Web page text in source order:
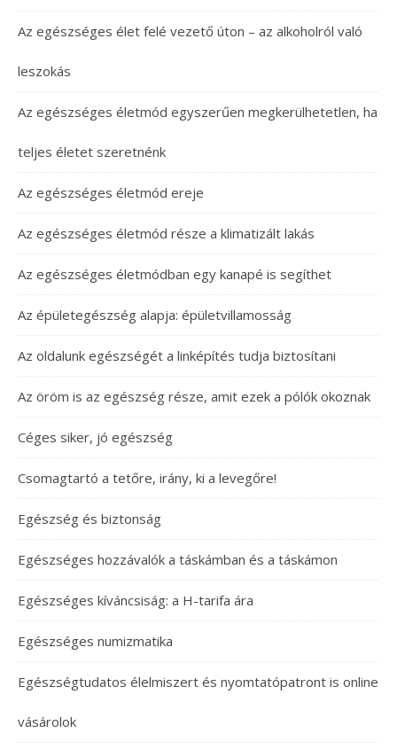
Az egészséges élet felé vezető úton – az alkoholról való
leszokás
Az egészséges életmód egyszerűen megkerülhetetlen, ha
teljes életet szeretnénk
Az egészséges életmód ereje
Az egészséges életmód része a klimatizált lakás
Az egészséges életmódban egy kanapé is segíthet
Az épületegészség alapja: épületvillamosság
Az oldalunk egészségét a linképítés tudja biztosítani
Az öröm is az egészség része, amit ezek a pólók okoznak
Céges siker, jó egészség
Csomagtartó a tetőre, irány, ki a levegőre!
Egészség és biztonság
Egészséges hozzávalók a táskámban és a táskámon
Egészséges kíváncsiság: a H-tarifa ára
Egészséges numizmatika
Egészségtudatos élelmiszert és nyomtatópatront is online
vásárolok